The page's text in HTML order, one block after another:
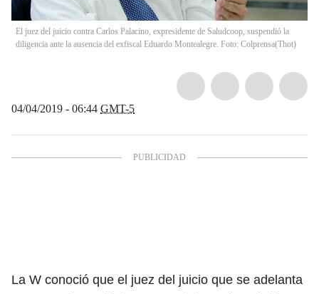
El juez del juicio contra Carlos Palacino, expresidente de Saludcoop, suspendió la
diligencia ante la ausencia del exfiscal Eduardo Montealegre. Foto: Colprensa(Thot)
04/04/2019 - 06:44 GMT-5
La W conoció que el juez del juicio que se adelanta